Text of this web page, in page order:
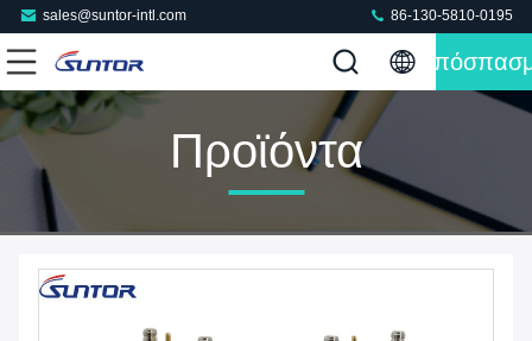
sales@suntor-intl.com 86-130-5810-0195
Προϊόντα